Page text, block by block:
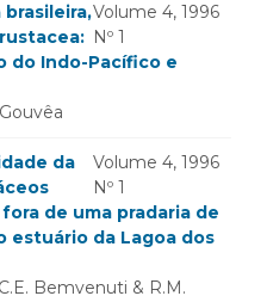
Volume 4, 1996
Nº 1
do Indo-Pacífico e
Volume 4, 1996
Nº 1
da
de uma pradaria de
estuário da Lagoa dos
Bemvenuti & R.M.